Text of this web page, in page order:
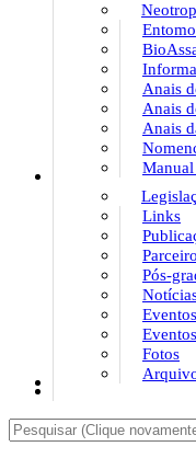
Anais
Anais
Anais
Links
Pós-
Eventos
Fotos